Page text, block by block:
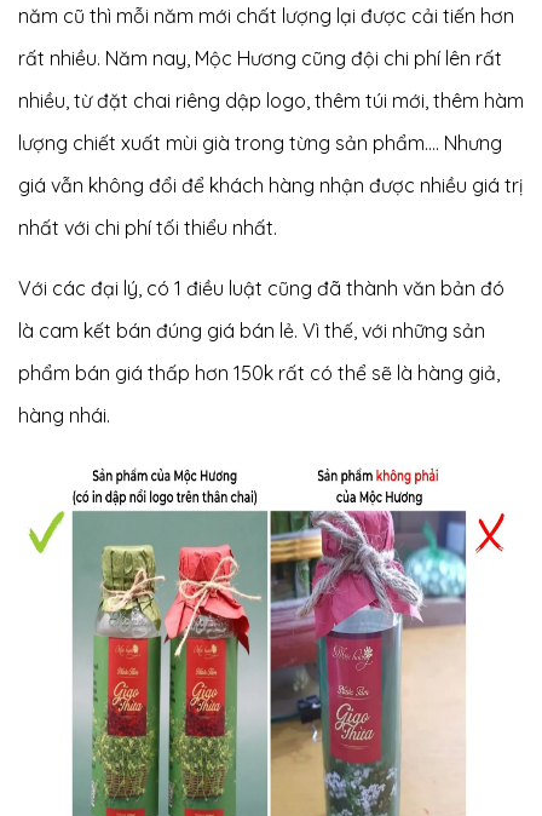
năm cũ thì mỗi năm mới chất lượng lại được cải tiến hơn
rất nhiều. Năm nay, Mộc Hương cũng đội chi phí lên rất
nhiều, từ đặt chai riêng dập logo, thêm túi mới, thêm hàm
lượng chiết xuất mùi già trong từng sản phẩm.... Nhưng
giá vẫn không đổi để khách hàng nhận được nhiều giá trị
nhất với chi phí tối thiểu nhất.
Với các đại lý, có 1 điều luật cũng đã thành văn bản đó
là cam kết bán đúng giá bán lẻ. Vì thế, với những sản
phẩm bán giá thấp hơn 150k rất có thể sẽ là hàng giả,
hàng nhái.